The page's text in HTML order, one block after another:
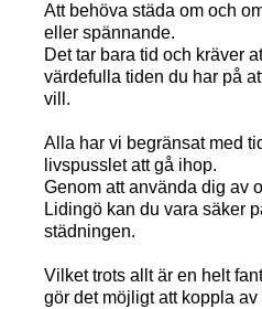
Att behöva städa om och
eller spännande.
Det tar bara tid och kräver
värdefulla tiden du har på
vill.
Alla har vi begränsat med
livspusslet att gå ihop.
Genom att använda dig av
Lidingö kan du vara säker
städningen.
Vilket trots allt är en helt
gör det möjligt att koppla